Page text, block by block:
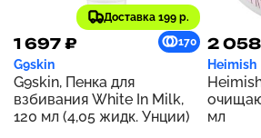
Доставка 199 р.
1 697 ₽ 170
G9skin
G9skin, Пенка для
взбивания White In Milk,
120 мл (4,05 жидк. Унции)
2
Heimish
мл